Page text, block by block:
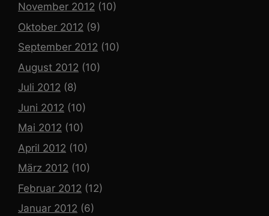
November 2012 (10)
Oktober 2012 (9)
September 2012 (10)
August 2012 (10)
Juli 2012 (8)
Juni 2012 (10)
Mai 2012 (10)
April 2012 (10)
März 2012 (10)
Februar 2012 (12)
Januar 2012 (6)